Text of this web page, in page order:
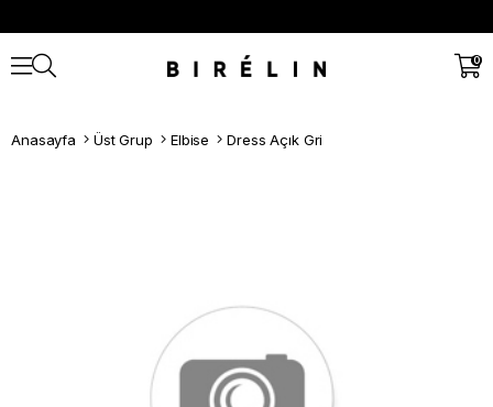
0
Anasayfa Üst Grup Elbise Dress Açık Gri